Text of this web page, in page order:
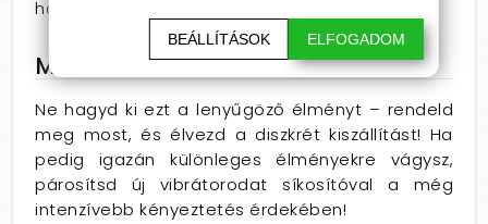
hanem a felfedezésed társává válik.
Miért érdemes most rendelni?
Ne hagyd ki ezt a lenyűgöző élményt – rendeld
meg most, és élvezd a diszkrét kiszállítást! Ha
pedig igazán különleges élményekre vágysz,
párosítsd új vibrátorodat síkosítóval a még
intenzívebb kényeztetés érdekében!
BEÁLLÍTÁSOK ELFOGADOM